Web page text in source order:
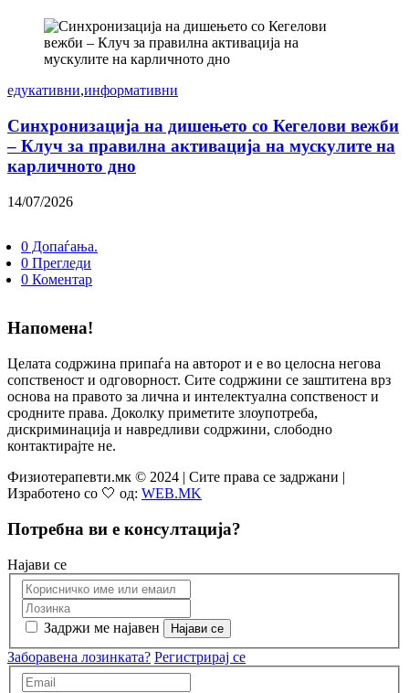
едукативни,информативни
Синхронизација на дишењето со Кегелови вежби
– Клуч за правилна активација на мускулите на
карличното дно
14/07/2026
0 Допаѓања.
0 Прегледи
0 Коментар
Напомена!
Целата содржина припаѓа на авторот и е во целосна негова
сопственост и одговорност. Сите содржини се заштитена врз
основа на правото за лична и интелектуална сопственост и
сродните права. Доколку приметите злоупотреба,
дискриминација и навредливи содржини, слободно
контактирајте не.
Физиотерапевти.мк © 2024 | Сите права се задржани |
Изработено со 🤍 од: WEB.MK
Потребна ви е консултација?
Најави се
Задржи ме најавен
Заборавена лозинката? Регистрирај се